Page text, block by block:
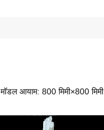
मॉडल आयाम: 800 मिमी×800 मिमी